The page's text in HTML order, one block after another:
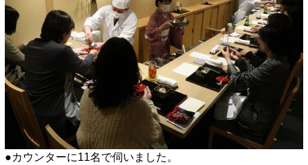
●カウンターに11名で伺いました。